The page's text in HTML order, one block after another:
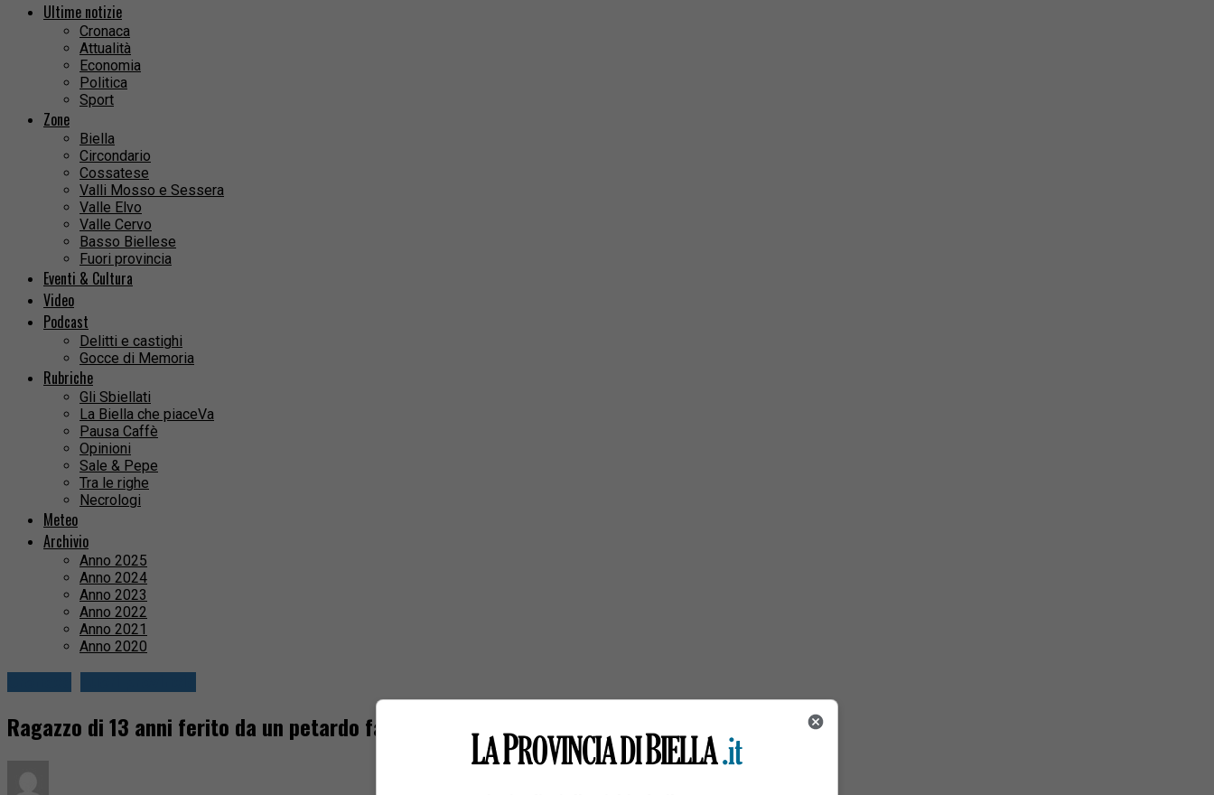
Ultime notizie
Cronaca
Attualità
Economia
Politica
Sport
Zone
Biella
Circondario
Cossatese
Valli Mosso e Sessera
Valle Elvo
Valle Cervo
Basso Biellese
Fuori provincia
Eventi & Cultura
Video
Podcast
Delitti e castighi
Gocce di Memoria
Rubriche
Gli Sbiellati
La Biella che piaceVa
Pausa Caffè
Opinioni
Sale & Pepe
Tra le righe
Necrologi
Meteo
Archivio
Anno 2025
Anno 2024
Anno 2023
Anno 2022
Anno 2021
Anno 2020
Ragazzo di 13 anni ferito da un petardo fatto in casa